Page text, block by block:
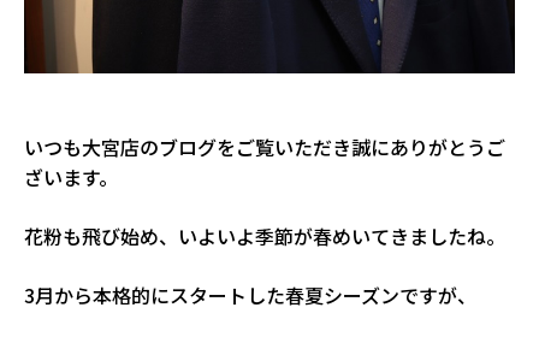
いつも大宮店のブログをご覧いただき誠にありがとうご
ざいます。
花粉も飛び始め、いよいよ季節が春めいてきましたね。
3月から本格的にスタートした春夏シーズンですが、